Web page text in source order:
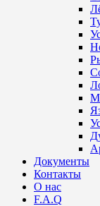
Документы
Контакты
О нас
F.A.Q